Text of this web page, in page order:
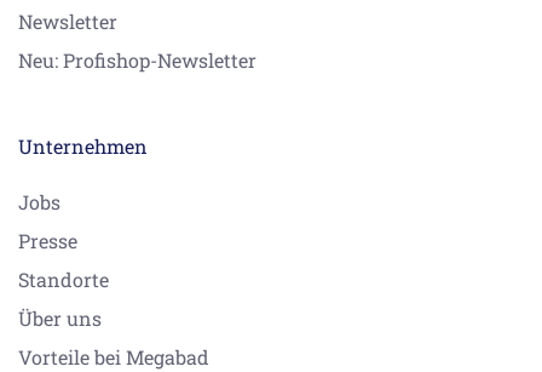
Newsletter
Neu: Profishop-Newsletter
Unternehmen
Jobs
Presse
Standorte
Über uns
Vorteile bei Megabad